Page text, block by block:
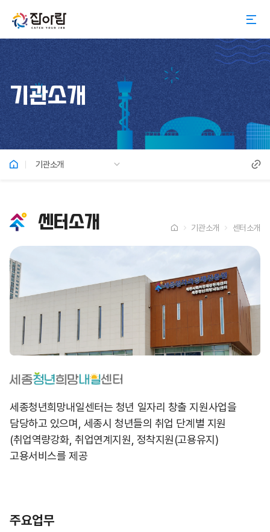
기관소개
기관소개
센터소개 기관소개 센터소개
세종청년희망내일센터는 청년 일자리 창출 지원사업을
담당하고 있으며, 세종시 청년들의 취업 단계별 지원
(취업역량강화, 취업연계지원, 정착지원(고용유지)
고용서비스를 제공
주요업무